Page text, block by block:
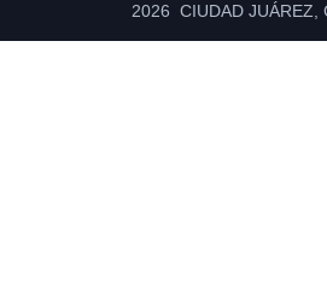
2026 CIUDAD JUÁREZ,